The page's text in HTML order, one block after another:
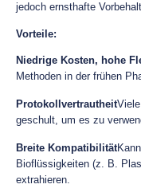
jedoch ernsthafte
Vorteile:
Niedrige Kosten, hohe
Methoden in der frühen
Protokollvertrautheit
geschult, um es zu
Breite Kompatibilität
Bioflüssigkeiten (z. B.
extrahieren.